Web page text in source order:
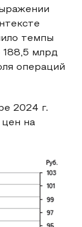
темпы
188,5 млрд
операций
2024 г.
цен на